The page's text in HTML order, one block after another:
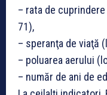
– rata de
71),
– speranţa de viaţă
– poluarea aerului
– număr de ani de